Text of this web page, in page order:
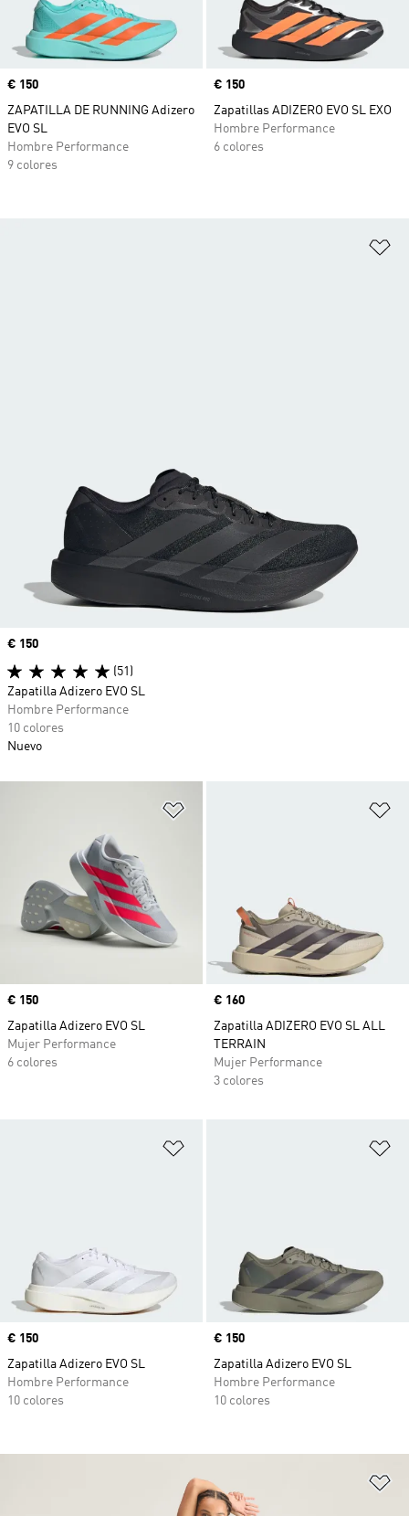
Precio
€ 150
ZAPATILLA DE RUNNING Adizero
EVO SL
Hombre Performance
9 colores
Precio
€ 150
Zapatillas ADIZERO EVO SL EXO
Hombre Performance
6 colores
Precio
€ 150
Zapatilla Adizero EVO SL
Mujer Performance
6 colores
Precio
€ 160
Zapatilla ADIZERO EVO SL ALL
TERRAIN
Mujer Performance
3 colores
Precio
€ 150
Zapatilla Adizero EVO SL
Hombre Performance
10 colores
Precio
€ 150
Zapatilla Adizero EVO SL
Hombre Performance
10 colores
Precio
€ 150
(51)
Zapatilla Adizero EVO SL
Hombre Performance
10 colores
Nuevo